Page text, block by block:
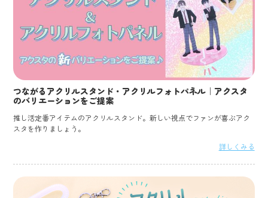
つながるアクリルスタンド・アクリルフォトパネル｜アクスタ
のバリエーションをご提案
推し活定番アイテムのアクリルスタンド。新しい視点でファンが喜ぶアク
スタを作りましょう。
詳しくみる